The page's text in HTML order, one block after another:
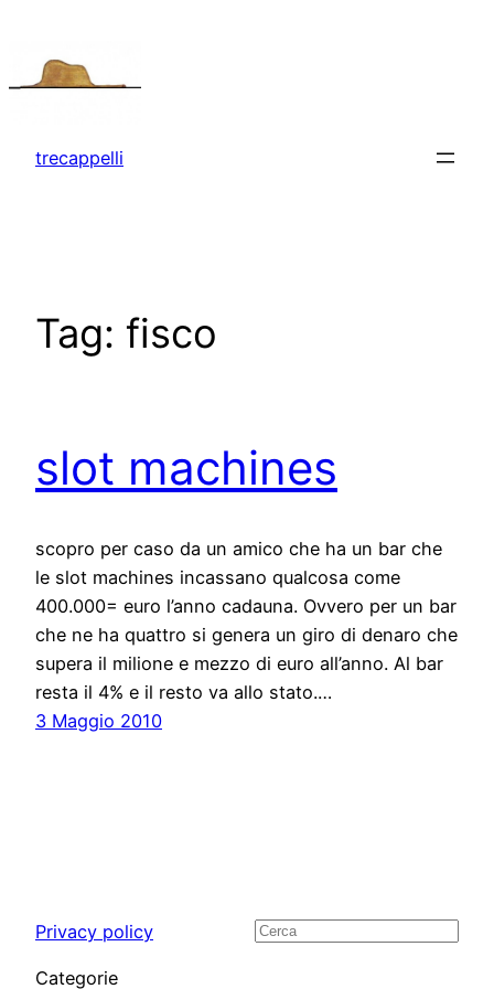
contenuto
trecappelli
Tag: fisco
slot machines
scopro per caso da un amico che ha un bar che
le slot machines incassano qualcosa come
400.000= euro l’anno cadauna. Ovvero per un bar
che ne ha quattro si genera un giro di denaro che
supera il milione e mezzo di euro all’anno. Al bar
resta il 4% e il resto va allo stato.…
3 Maggio 2010
Privacy policy Cerca
Categorie